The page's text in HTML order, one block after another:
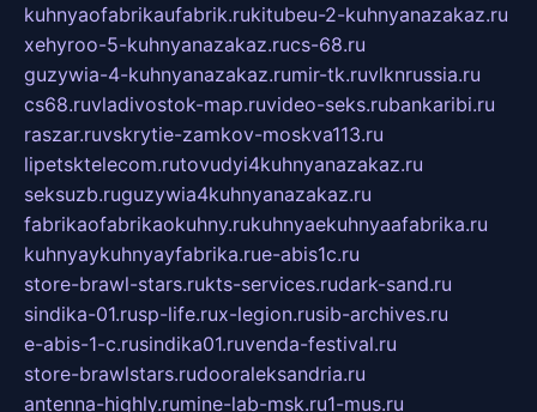
kuhnyaofabrikaufabrik.rukitubeu-2-kuhnyanazakaz.ru
xehyroo-5-kuhnyanazakaz.rucs-68.ru
guzywia-4-kuhnyanazakaz.rumir-tk.ruvlknrussia.ru
cs68.ruvladivostok-map.ruvideo-seks.rubankaribi.ru
raszar.ruvskrytie-zamkov-moskva113.ru
lipetsktelecom.rutovudyi4kuhnyanazakaz.ru
seksuzb.ruguzywia4kuhnyanazakaz.ru
fabrikaofabrikaokuhny.rukuhnyaekuhnyaafabrika.ru
kuhnyaykuhnyayfabrika.rue-abis1c.ru
store-brawl-stars.rukts-services.rudark-sand.ru
sindika-01.rusp-life.rux-legion.rusib-archives.ru
e-abis-1-c.rusindika01.ruvenda-festival.ru
store-brawlstars.rudooraleksandria.ru
antenna-highly.rumine-lab-msk.ru1-mus.ru